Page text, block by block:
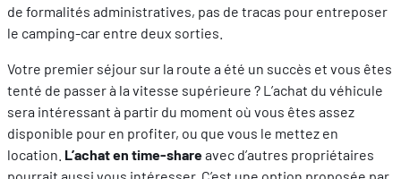
de formalités administratives, pas de tracas pour entreposer
le camping-car entre deux sorties.
Votre premier séjour sur la route a été un succès et vous êtes
tenté de passer à la vitesse supérieure ? L’achat du véhicule
sera intéressant à partir du moment où vous êtes assez
disponible pour en profiter, ou que vous le mettez en
location. L’achat en time-shareavec d’autres propriétaires